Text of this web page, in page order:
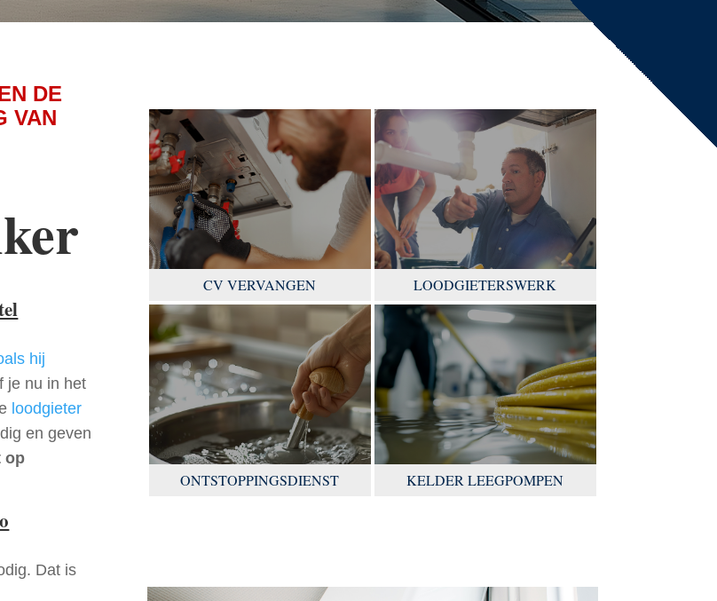
DE
VAN
hij
je nu in het
loodgieter
en geven
op
Dat is
CV VERVANGEN LOODGIETERSWERK
ONTSTOPPINGSDIENST KELDER LEEGPOMPEN